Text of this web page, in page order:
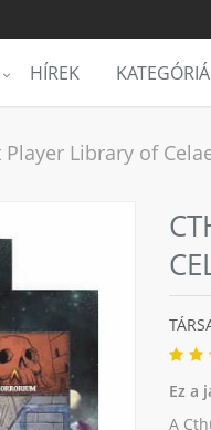
HÍREK
Library of
Ez a
A